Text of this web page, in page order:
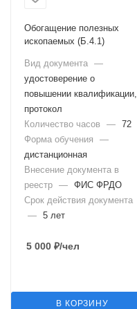
Обогащение полезных
ископаемых (Б.4.1)
Вид документа —
удостоверение о
повышении квалификации,
протокол
Количество часов
— 72
Форма обучения
—
дистанционная
Внесение документа в
реестр — ФИС ФРДО
Срок действия документа
— 5 лет
5 000 ₽/чел
В КОРЗИНУ